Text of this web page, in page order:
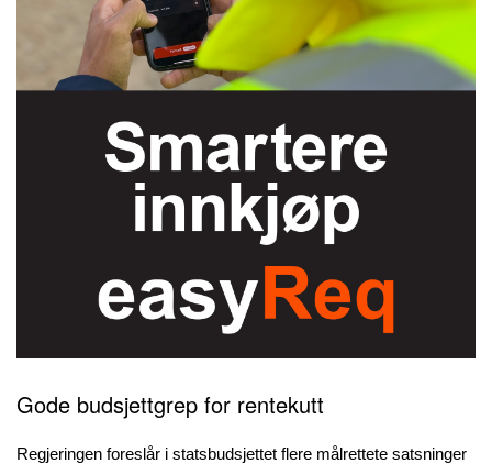
Gode budsjettgrep for rentekutt
Regjeringen foreslår i statsbudsjettet flere målrettete satsninger